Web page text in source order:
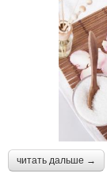
читать дальше →